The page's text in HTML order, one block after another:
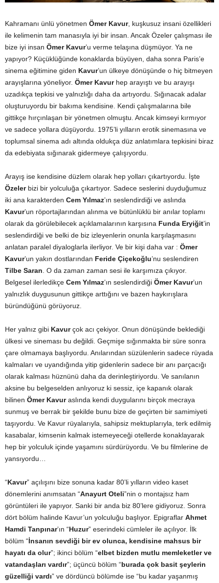
Kahramanı ünlü yönetmen Ömer Kavur, kuşkusuz insani özellikleri
ile kelimenin tam manasıyla iyi bir insan. Ancak Özeler çalışması ile
bize iyi insan Ömer Kavur’u verme telaşına düşmüyor. Ya ne
yapıyor? Küçüklüğünde konaklarda büyüyen, daha sonra Paris’e
sinema eğitimine giden Kavur’un ülkeye dönüşünde o hiç bitmeyen
arayışlarına yöneliyor. Ömer Kavurhep arayıştı ve bu arayışı
uzadıkça tepkisi ve yalnızlığı daha da artıyordu. Sığınacak adalar
oluşturuyordu bir bakıma kendisine. Kendi çalışmalarına bile
gittikçe hırçınlaşan bir yönetmen olmuştu. Ancak kimseyi kırmıyor
ve sadece yollara düşüyordu. 1975’li yılların erotik sinemasına ve
toplumsal sinema adı altında oldukça düz anlatımlara tepkisini biraz
da edebiyata sığınarak gidermeye çalışıyordu.
Arayış ise kendisine düzlem olarak hep yolları çıkartıyordu. İşte
Özelerbizi bir yolculuğa çıkartıyor. Sadece seslerini duyduğumuz
iki ana karakterden Cem Yılmaz’ın seslendirdiği ve aslında
Kavur’un röportajlarından alınma ve bütünlüklü bir anılar toplamı
olarak da görülebilecek açıklamalarının karşısına Funda Eryiğit’in
seslendirdiği ve belki de biz izleyenlerin onunla karşılaşmasını
anlatan paralel diyaloglarla ilerliyor. Ve bir kişi daha var : Ömer
Kavur’un yakın dostlarından Feride Çiçekoğlu’nu seslendiren
Tilbe Saran . O da zaman zaman sesi ile karşımıza çıkıyor.
Belgesel ilerledikçe Cem Yılmaz’ın seslendirdiği Ömer Kavur’un
yalnızlık duygusunun gittikçe arttığını ve bazen haykırışlara
büründüğünü görüyoruz.
Her yalnız gibi Kavurçok acı çekiyor. Onun dönüşünde beklediği
ülkesi ve sineması bu değildi. Geçmişe sığınmakta bir süre sonra
çare olmamaya başlıyordu. Anılarından süzülenlerin sadece rüyada
kalmaları ve uyandığında yitip gidenlerin sadece bir anı parçacığı
olarak kalması hüznünü daha da derinleştiriyordu. Ve sanılanın
aksine bu belgeselden anlıyoruz ki sessiz, içe kapanık olarak
bilinen Ömer Kavuraslında kendi duygularını birçok mecraya
sunmuş ve berrak bir şekilde bunu bize de geçirten bir samimiyeti
taşıyordu. Ve Kavur rüyalarıyla, sahipsiz mektuplarıyla, terk edilmiş
kasabalar, kimsenin kalmak istemeyeceği otellerde konaklayarak
hep bir yolculuk içinde yaşamını sürdürüyordu. Ve bu filmlerine de
yansıyordu…
“Kavur” açılışını bize sonuna kadar 80’li yılların video kaset
dönemlerini anımsatan “Anayurt Oteli”nin o montajsız ham
görüntüleri ile yapıyor. Sanki bir anda biz 80’lere gidiyoruz. Sonra
dört bölüm halinde Kavur’un yolculuğu başlıyor. Epigraflar Ahmet
Hamdi Tanpınar’ın “Huzur” eserindeki cümleler ile açılıyor. İlk
bölüm “İnsanın sevdiği bir ev olunca, kendisine mahsus bir
hayatı da olur”; ikinci bölüm “elbet bizden mutlu memleketler ve
vatandaşları vardır”; üçüncü bölüm “burada çok basit şeylerin
güzelliği vardı” ve dördüncü bölümde ise “bu kadar yaşanmış